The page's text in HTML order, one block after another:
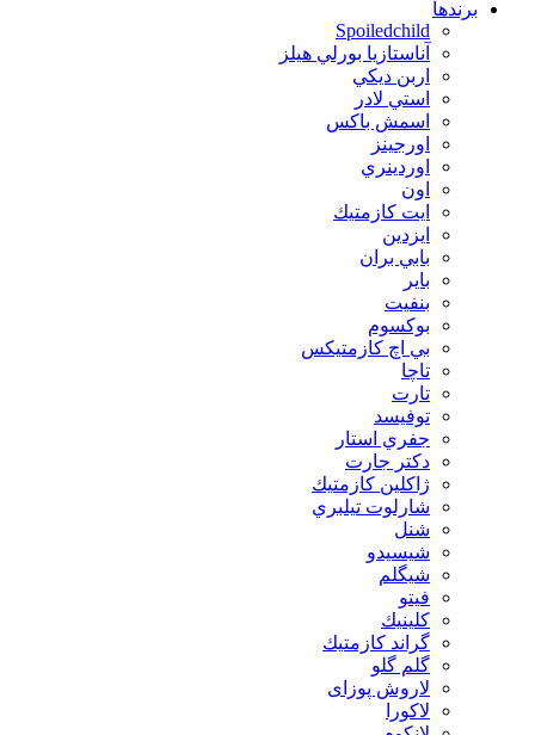
برندها
Spoiledchild
آناستازيا بورلي هيلز
اربن ديكي
استي لادر
اسمش باكس
اورجينز
اوردينري
اون
ايت كازمتيك
ايزدين
بابي بران
بایر
بنفيت
بوكسوم
بي اچ كازمتيكس
تاچا
تارت
توفيسد
جفري استار
دكتر جارت
ژاكلين كازمتيك
شارلوت تيلبري
شنل
شيسيدو
شیگلم
فيتو
كلينيك
گراند كازمتيك
گلم گلو
لاروش پوزای
لاكورا